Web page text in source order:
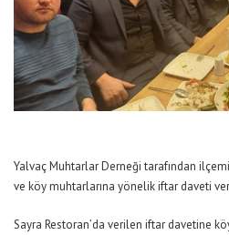
Yalvaç Muhtarlar Derneği tarafından
ve köy muhtarlarına yönelik iftar daveti
Sayra Restoran’da verilen iftar davetine